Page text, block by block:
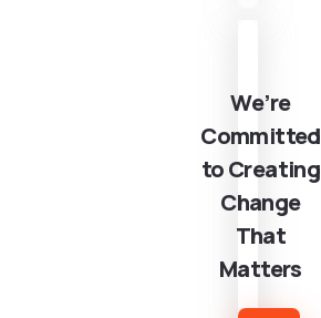
We’re
Committed
to Creating
Change
That
Matters